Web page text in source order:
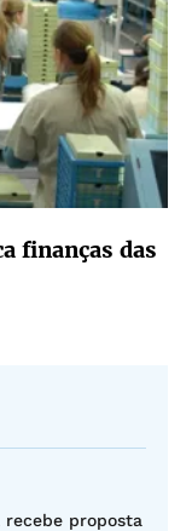
finanças das
proposta